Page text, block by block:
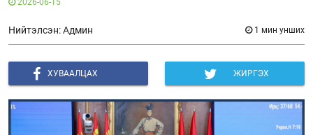
2026-06-15
Нийтэлсэн: Админ 1 мин унших
ХУВААЛЦАХ ЖИРГЭХ